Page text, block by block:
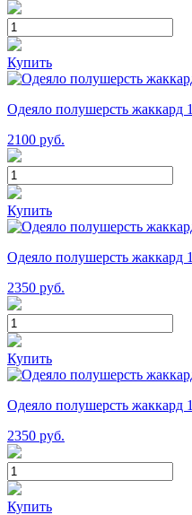
Купить
Одеяло полушерсть жаккард
2100 руб.
Купить
Одеяло полушерсть жаккард
2350 руб.
Купить
Одеяло полушерсть жаккард
2350 руб.
Купить